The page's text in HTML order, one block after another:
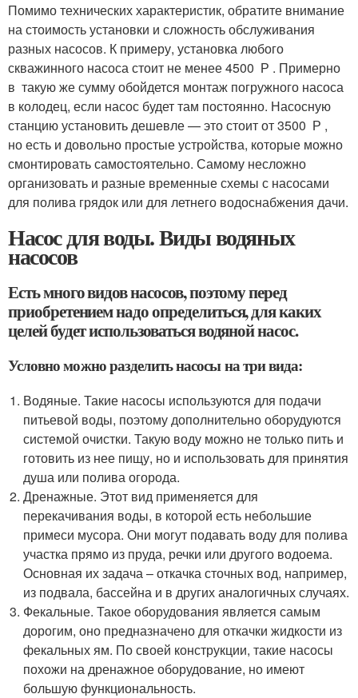
Помимо технических характеристик, обратите внимание
на стоимость установки и сложность обслуживания
разных насосов. К примеру, установка любого
скважинного насоса стоит не менее 4500 Р . Примерно
в такую же сумму обойдется монтаж погружного насоса
в колодец, если насос будет там постоянно. Насосную
станцию установить дешевле — это стоит от 3500 Р ,
но есть и довольно простые устройства, которые можно
смонтировать самостоятельно. Самому несложно
организовать и разные временные схемы с насосами
для полива грядок или для летнего водоснабжения дачи.
Насос для воды. Виды водяных
насосов
Есть много видов насосов, поэтому перед
приобретением надо определиться, для каких
целей будет использоваться водяной насос.
Условно можно разделить насосы на три вида:
Водяные. Такие насосы используются для подачи
питьевой воды, поэтому дополнительно оборудуются
системой очистки. Такую воду можно не только пить и
готовить из нее пищу, но и использовать для принятия
душа или полива огорода.
Дренажные. Этот вид применяется для
перекачивания воды, в которой есть небольшие
примеси мусора. Они могут подавать воду для полива
участка прямо из пруда, речки или другого водоема.
Основная их задача – откачка сточных вод, например,
из подвала, бассейна и в других аналогичных случаях.
Фекальные. Такое оборудования является самым
дорогим, оно предназначено для откачки жидкости из
фекальных ям. По своей конструкции, такие насосы
похожи на дренажное оборудование, но имеют
большую функциональность.